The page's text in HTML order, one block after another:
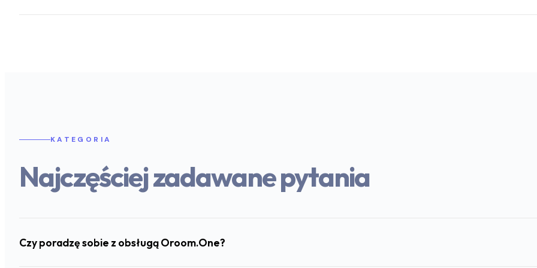
KATEGORIA
Najczęściej zadawane pytania
Czy poradzę sobie z obsługą Oroom.One?